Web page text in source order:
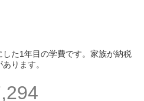
た1年目の学費です。家族が納税
ります。